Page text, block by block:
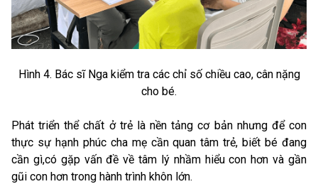
Hình 4. Bác sĩ Nga kiểm tra các chỉ số chiều cao, cân nặng
cho bé.
Phát triển thể chất ở trẻ là nền tảng cơ bản nhưng để con
thực sự hạnh phúc cha mẹ cần quan tâm trẻ, biết bé đang
cần gì,có gặp vấn đề về tâm lý nhầm hiểu con hơn và gần
gũi con hơn trong hành trình khôn lớn.